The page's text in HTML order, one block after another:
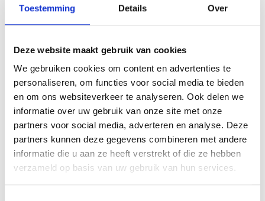
Toestemming Details Over
Deze website maakt gebruik van cookies
We gebruiken cookies om content en advertenties te
personaliseren, om functies voor social media te bieden
en om ons websiteverkeer te analyseren. Ook delen we
informatie over uw gebruik van onze site met onze
partners voor social media, adverteren en analyse. Deze
partners kunnen deze gegevens combineren met andere
informatie die u aan ze heeft verstrekt of die ze hebben
verzameld op basis van uw gebruik van hun services.
Bericht*
Ik geef toestemming dat Burocad bovenstaande gegevens zal
verwerken en bewaren zoals beschreven in de
privacyverklaring .
verzenden